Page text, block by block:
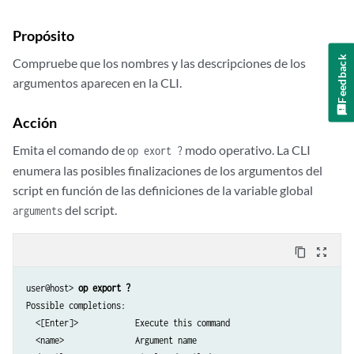
      <output>
<xsl:value-of select="concat('Saving file on local host\n',
      </output>
    </op-script-results>
</xsl:stylesheet>
          }
          var $local-out = jcs:invoke($fileput);
          <output> "Saving file on local host\n" _ $local-out;
     }
Propósito
Compruebe que los nombres y las descripciones de los
argumentos aparecen en la CLI.
Acción
Emita el comando deop exort ? modo operativo. La CLI
enumera las posibles finalizaciones de los argumentos del
script en función de las definiciones de la variable global
argumentsdel script.
content_copy zoom_out_map
user@host> op export ?
Possible completions:
  <[Enter]>            Execute this command
  <name>               Argument name
Feedback